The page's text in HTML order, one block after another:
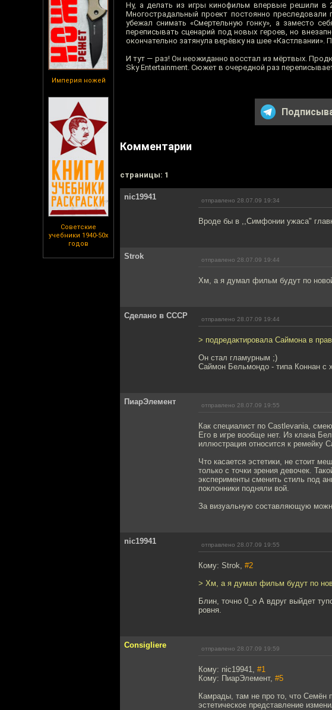
Империя ножей
Советские
учебники 1940-50х
годов
Ну, а делать из игры кинофильм впервые решили в
Многострадальный проект постоянно
убежал снимать «Смертельную гонку», а заместо
переписывать сценарий под новых героев, но
окончательно затянула верёвку на шее
И тут — раз! Он неожиданно восстал из мёртвых.
Sky Entertainment. Сюжет в очередной раз
Комментарии
cтраницы: 1
nic19941 отправлено 28.07.09 19:34
Вроде бы в ,,Симфонии ужаса"
Strok отправлено 28.07.09 19:44
Хм, а я думал фильм будут по
Сделано в СССР отправлено 28.07.09 19:44
> подредактировала Саймона в
Он стал гламурным ;)
Саймон Бельмондо - типа Коннан с
ПиарЭлемент отправлено 28.07.09 19:55
Как специалист по Castlevania,
Его в игре вообще нет. Из клана
иллюстрация относится к ремейку
Что касается эстетики, не стоит
только с точки зрения девочек.
эксперименты сменить стиль под
поклонники подняли вой.
За визуальную составляющую
nic19941 отправлено 28.07.09 19:55
Кому: Strok, #2
> Хм, а я думал фильм будут по
Блин, точно 0_о А вдруг выйдет
ровня.
Consigliere отправлено 28.07.09 19:59
Кому: nic19941, #1
Кому: ПиарЭлемент, #5
Камрады, там не про то, что Семён
эстетическое представление